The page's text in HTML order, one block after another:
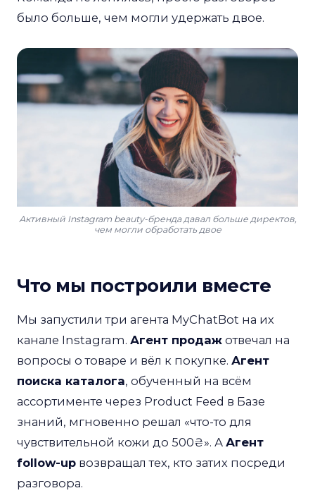
было больше, чем могли удержать двое.
Активный Instagram beauty-бренда давал больше директов,
чем могли обработать двое
Что мы построили вместе
Мы запустили три агента MyChatBot на их
канале Instagram. Агент продаж отвечал на
вопросы о товаре и вёл к покупке. Агент
поиска каталога, обученный на всём
ассортименте через Product Feed в Базе
знаний, мгновенно решал «что-то для
чувствительной кожи до 500₴». А Агент
follow-up возвращал тех, кто затих посреди
разговора.